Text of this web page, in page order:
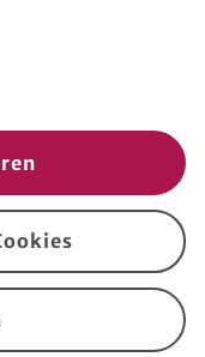
Kindheit
Alte